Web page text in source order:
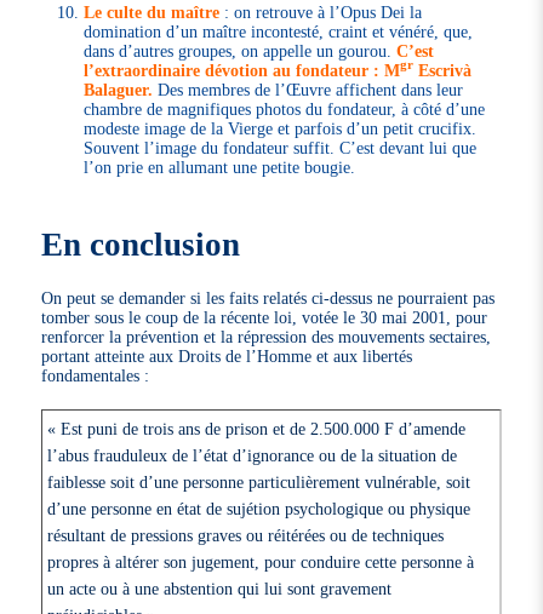
Le culte du maître : on retrouve à l’Opus Dei la
domination d’un maître incontesté, craint et vénéré, que,
dans d’autres groupes, on appelle un gourou.C’est
l’extraordinaire dévotion au fondateur : Mgr Escrivà
Balaguer. Des membres de l’Œuvre affichent dans leur
chambre de magnifiques photos du fondateur, à côté d’une
modeste image de la Vierge et parfois d’un petit crucifix.
Souvent l’image du fondateur suffit. C’est devant lui que
l’on prie en allumant une petite bougie.
En conclusion
On peut se demander si les faits relatés ci-dessus ne pourraient pas
tomber sous le coup de la récente loi, votée le 30 mai 2001, pour
renforcer la prévention et la répression des mouvements sectaires,
portant atteinte aux Droits de l’Homme et aux libertés
fondamentales :
« Est puni de trois ans de prison et de 2.500.000 F d’amende
l’abus frauduleux de l’état d’ignorance ou de la situation de
faiblesse soit d’une personne particulièrement vulnérable, soit
d’une personne en état de sujétion psychologique ou physique
résultant de pressions graves ou réitérées ou de techniques
propres à altérer son jugement, pour conduire cette personne à
un acte ou à une abstention qui lui sont gravement